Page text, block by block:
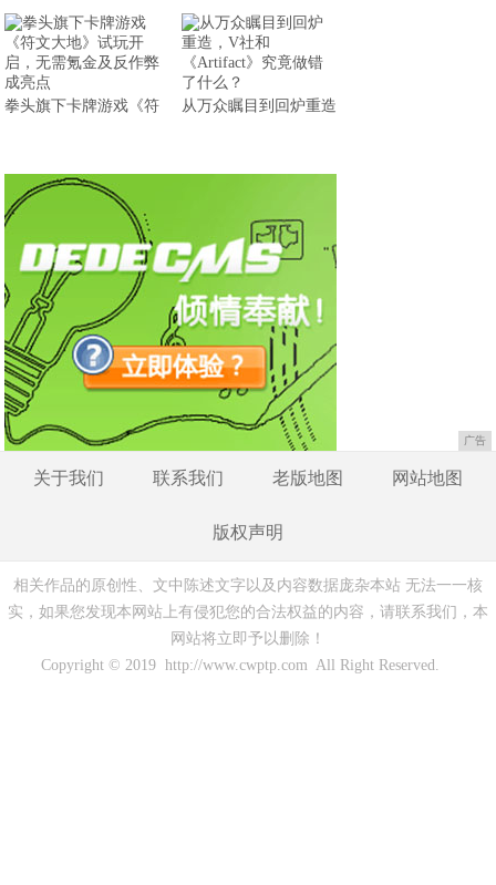
拳头旗下卡牌游戏《符 从万众瞩目到回炉重造
广告
关于我们 联系我们 老版地图 网站地图
版权声明
相关作品的原创性、文中陈述文字以及内容数据庞杂本站 无法一一核
实，如果您发现本网站上有侵犯您的合法权益的内容，请联系我们，本
网站将立即予以删除！
Copyright © 2019 http://www.cwptp.com All Right Reserved.